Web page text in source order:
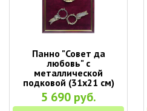
Панно "Совет да
любовь" с
металлической
подковой (31х21 см)
5 690 руб.